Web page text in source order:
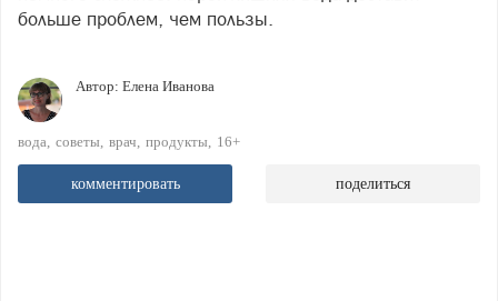
больше проблем, чем пользы.
Автор: Елена Иванова
вода советы врач продукты 16+
комментировать поделиться